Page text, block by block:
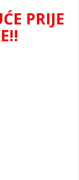
PRIJE